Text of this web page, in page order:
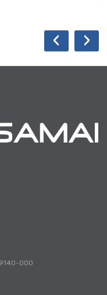
‹ ›
000